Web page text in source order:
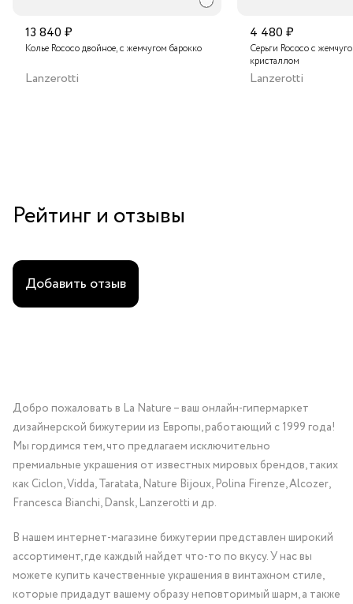
13 840 ₽
Колье Rococo двойное, с жемчугом барокко
Lanzerotti
4 480 ₽
Серьги Rococo с
кристаллом
Lanzerotti
Рейтинг и отзывы
Добавить отзыв
Добро пожаловать в La Nature – ваш онлайн-гипермаркет
дизайнерской бижутерии из Европы, работающий с 1999 года!
Мы гордимся тем, что предлагаем исключительно
премиальные украшения от известных мировых брендов, таких
как Ciclon, Vidda, Taratata, Nature Bijoux, Polina Firenze, Alcozer,
Francesca Bianchi, Dansk, Lanzerotti и др.
В нашем интернет-магазине бижутерии представлен широкий
ассортимент, где каждый найдет что-то по вкусу. У нас вы
можете купить качественные украшения в винтажном стиле,
которые придадут вашему образу неповторимый шарм, а также